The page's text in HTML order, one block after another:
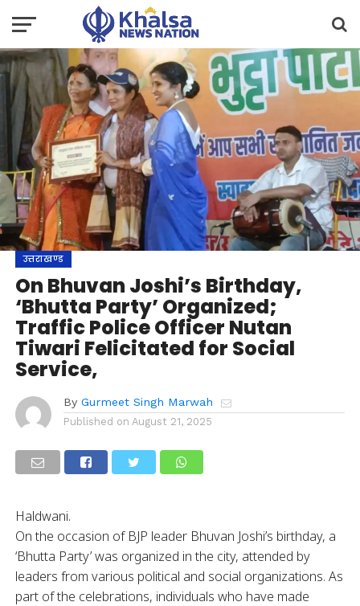
उत्तराखण्ड
On Bhuvan Joshi’s Birthday,
‘Bhutta Party’ Organized;
Traffic Police Officer Nutan
Tiwari Felicitated for Social
Service,
By Gurmeet Singh Marwah
Published on August 21, 2025
Haldwani.
On the occasion of BJP leader Bhuvan Joshi’s birthday, a
‘Bhutta Party’ was organized in the city, attended by
leaders from various political and social organizations. As
part of the celebrations, individuals who have made